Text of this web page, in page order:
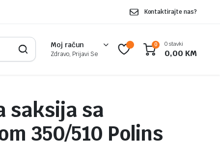
Kontaktirajte nas?
Moj račun
Zdravo, Prijavi Se
0 0 stavki
0,00 KM
saksija sa
350/510 Polins